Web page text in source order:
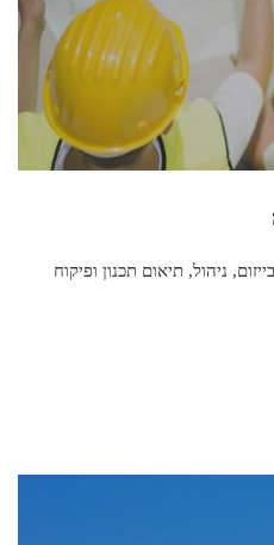
ניהול, תיאום תכנון ופיקוח